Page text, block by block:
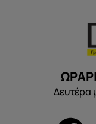
Δευτέρα